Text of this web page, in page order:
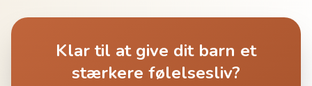
Klar til at give dit barn et
stærkere følelsesliv?